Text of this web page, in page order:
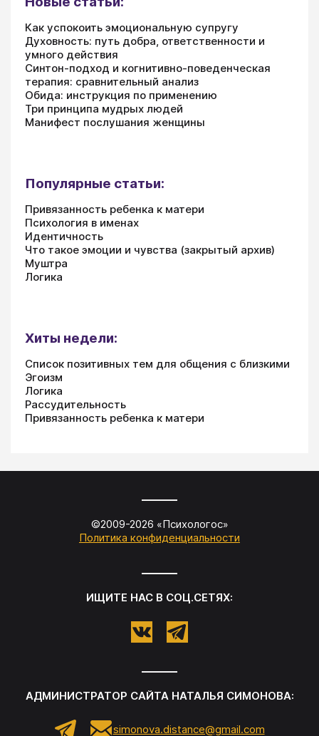
Как успокоить эмоциональную супругу
Духовность: путь добра, ответственности и
умного действия
Синтон-подход и когнитивно-поведенческая
терапия: сравнительный анализ
Обида: инструкция по применению
Три принципа мудрых людей
Манифест послушания женщины
Популярные статьи:
Привязанность ребенка к матери
Психология в именах
Идентичность
Что такое эмоции и чувства (закрытый архив)
Муштра
Логика
Хиты недели:
Список позитивных тем для общения с близкими
Эгоизм
Логика
Рассудительность
Привязанность ребенка к матери
©2009-2026 «Психологос»
Политика конфиденциальности
ИЩИТЕ НАС В СОЦ.СЕТЯХ:
АДМИНИСТРАТОР САЙТА НАТАЛЬЯ СИМОНОВА:
simonova.distance@gmail.com